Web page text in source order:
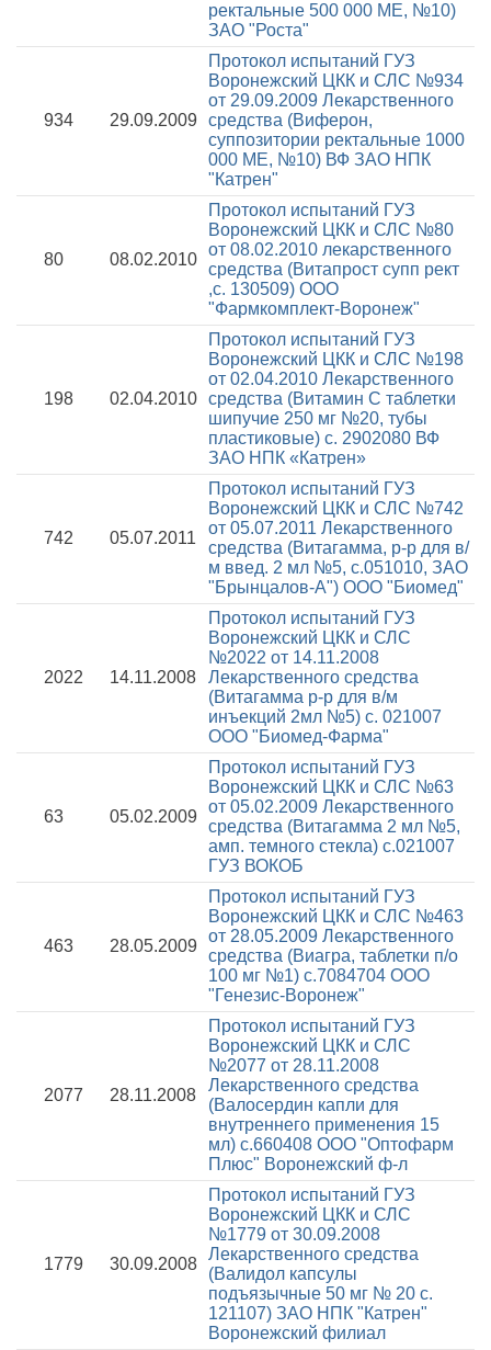
ректальные 500 000 МЕ, №10)
ЗАО "Роста"
934 29.09.2009
Протокол испытаний ГУЗ
Воронежский ЦКК и СЛС №934
от 29.09.2009 Лекарственного
средства (Виферон,
суппозитории ректальные 1000
000 МЕ, №10) ВФ ЗАО НПК
"Катрен"
80 08.02.2010
Протокол испытаний ГУЗ
Воронежский ЦКК и СЛС №80
от 08.02.2010 лекарственного
средства (Витапрост супп рект
,с. 130509) ООО
"Фармкомплект-Воронеж"
198 02.04.2010
Протокол испытаний ГУЗ
Воронежский ЦКК и СЛС №198
от 02.04.2010 Лекарственного
средства (Витамин С таблетки
шипучие 250 мг №20, тубы
пластиковые) с. 2902080 ВФ
ЗАО НПК «Катрен»
742 05.07.2011
Протокол испытаний ГУЗ
Воронежский ЦКК и СЛС №742
от 05.07.2011 Лекарственного
средства (Витагамма, р-р для в/
м введ. 2 мл №5, с.051010, ЗАО
"Брынцалов-А") ООО "Биомед"
2022 14.11.2008
Протокол испытаний ГУЗ
Воронежский ЦКК и СЛС
№2022 от 14.11.2008
Лекарственного средства
(Витагамма р-р для в/м
инъекций 2мл №5) с. 021007
ООО "Биомед-Фарма"
63 05.02.2009
Протокол испытаний ГУЗ
Воронежский ЦКК и СЛС №63
от 05.02.2009 Лекарственного
средства (Витагамма 2 мл №5,
амп. темного стекла) с.021007
ГУЗ ВОКОБ
463 28.05.2009
Протокол испытаний ГУЗ
Воронежский ЦКК и СЛС №463
от 28.05.2009 Лекарственного
средства (Виагра, таблетки п/о
100 мг №1) с.7084704 ООО
"Генезис-Воронеж"
2077 28.11.2008
Протокол испытаний ГУЗ
Воронежский ЦКК и СЛС
№2077 от 28.11.2008
Лекарственного средства
(Валосердин капли для
внутреннего применения 15
мл) с.660408 ООО "Оптофарм
Плюс" Воронежский ф-л
1779 30.09.2008
Протокол испытаний ГУЗ
Воронежский ЦКК и СЛС
№1779 от 30.09.2008
Лекарственного средства
(Валидол капсулы
подъязычные 50 мг № 20 с.
121107) ЗАО НПК "Катрен"
Воронежский филиал